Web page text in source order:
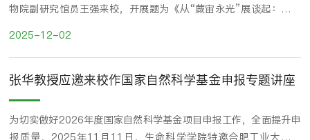
物院副研究馆员王强来校，开展题为《从“蕨宙永光”展谈起：蕨类
类植物的起源与演化展开讲解，借助蕨类化石标本和复原图，形象展
示了蕨类植物从藻类向陆生维管植物转变的演化历程。随后，他重点
2025-12-02
张华教授应邀来校作国家自然科学基金申报专题讲座
为切实做好2026年度国家自然科学基金项目申报工作，全面提升申